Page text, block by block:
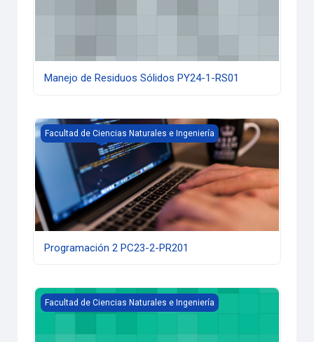
Manejo de Residuos Sólidos PY24-1-RS01
Programación 2 PC23-2-PR201
Facultad de Ciencias Naturales e Ingeniería
Programación 2 PC23-2-PR201
Modelación y Métodos Numéricos PY26-1-MN01
Facultad de Ciencias Naturales e Ingeniería